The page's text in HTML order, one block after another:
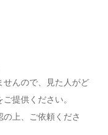
せんので、見た人がど
提供ください。
の上、ご依頼くださ